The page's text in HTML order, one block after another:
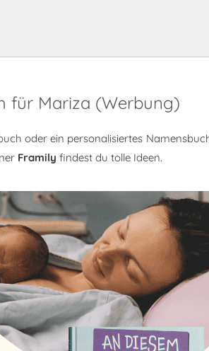
für Mariza (Werbung)
oder ein personalisiertes
Framily findest du tolle Ideen.